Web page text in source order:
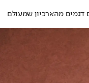
דגמים מהארכיון שמעולם